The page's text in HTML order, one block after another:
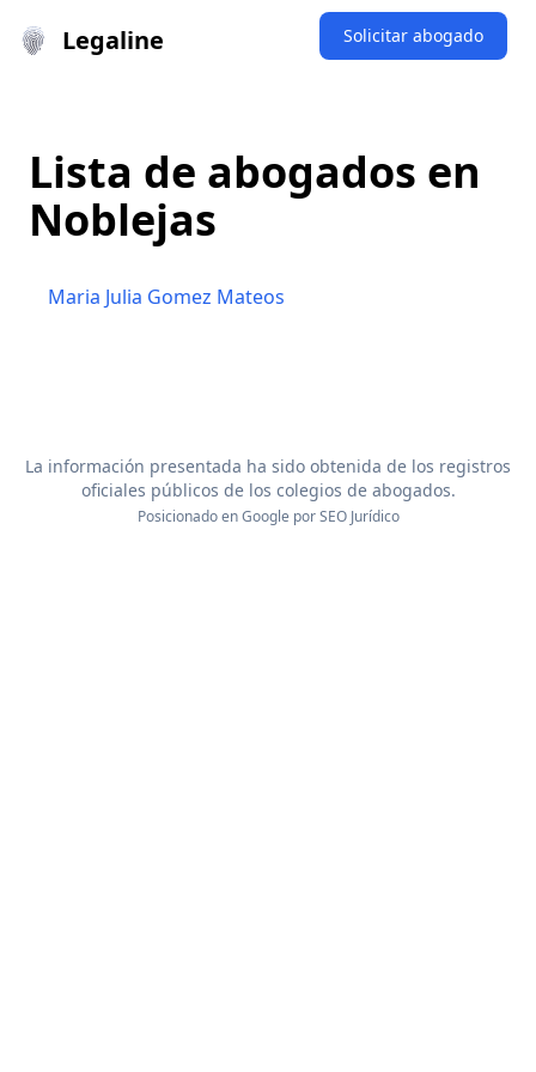
Legaline Solicitar abogado
Lista de abogados en
Noblejas
Maria Julia Gomez Mateos
La información presentada ha sido obtenida de los registros
oficiales públicos de los colegios de abogados.
Posicionado en Google porSEO Jurídico